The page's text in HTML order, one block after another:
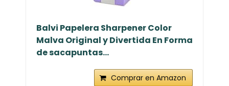
Balvi Papelera Sharpener Color
Malva Original y Divertida En Forma
de sacapuntas...
Comprar en Amazon